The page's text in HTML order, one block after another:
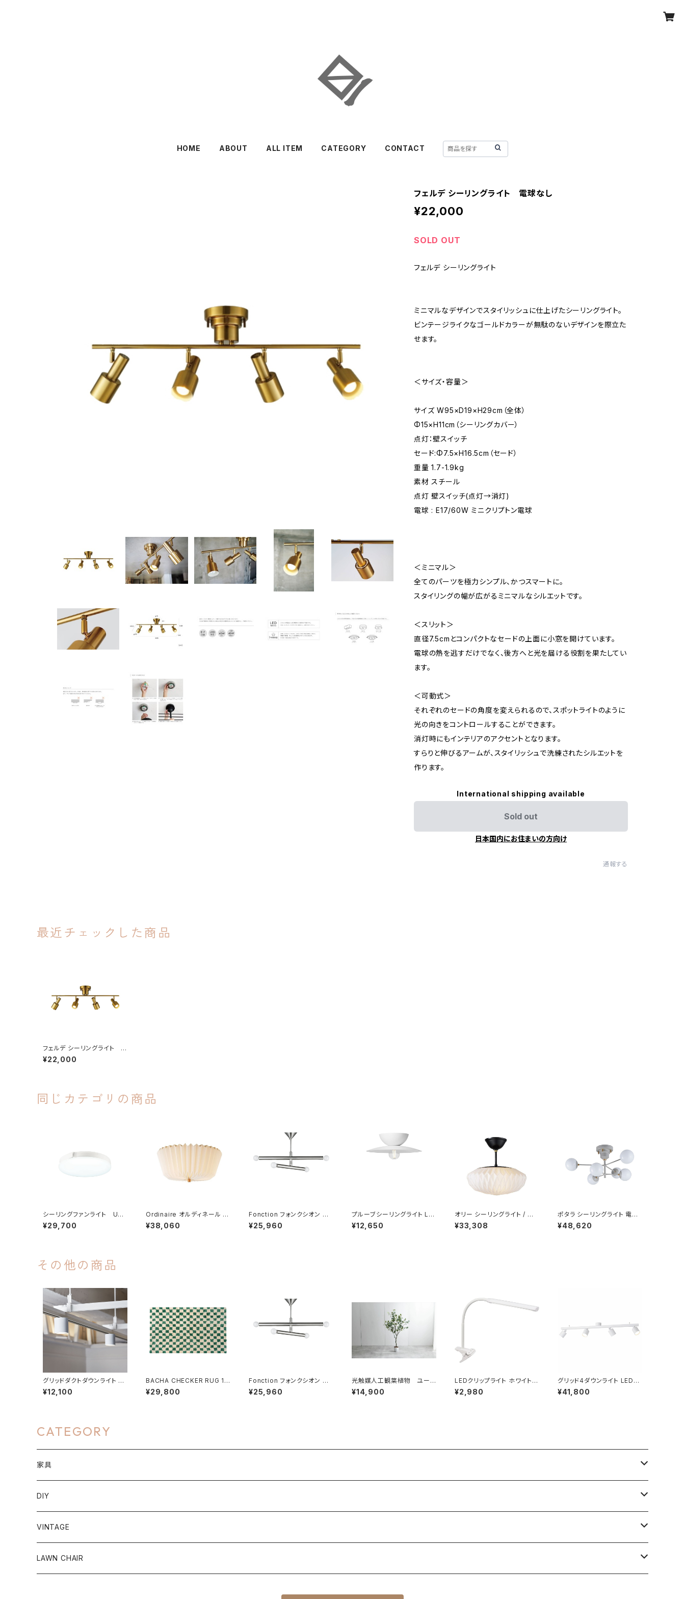
HOME ABOUT ALL ITEM CATEGORY CONTACT
フェルデ シーリングライト 電球なし
¥22,000
SOLD OUT
フェルデ シーリングライト
ミニマルなデザインでスタイリッシュに仕上げたシーリングライト。
ビンテージライクなゴールドカラーが無駄のないデザインを際立た
せます。
＜サイズ・容量＞
サイズ W95×D19×H29cm（全体）
Φ15×H11cm（シーリングカバー）
点灯：壁スイッチ
セード:Φ7.5×H16.5cm（セード）
重量 1.7-1.9kg
素材 スチール
点灯 壁スイッチ(点灯→消灯)
電球 : E17/60W ミニクリプトン電球
＜ミニマル＞
全てのパーツを極力シンプル、かつスマートに。
スタイリングの幅が広がるミニマルなシルエットです。
＜スリット＞
直径7.5cmとコンパクトなセードの上面に小窓を開けています。
電球の熱を逃すだけでなく、後方へと光を届ける役割を果たしてい
ます。
＜可動式＞
それぞれのセードの角度を変えられるので、スポットライトのように
光の向きをコントロールすることができます。
消灯時にもインテリアのアクセントとなります。
すらりと伸びるアームが、スタイリッシュで洗練されたシルエットを
作ります。
International shipping available
Sold out
日本国内にお住まいの方向け
通報する
最近チェックした商品
フェルデ シーリングライト 電
球なし
¥22,000
同じカテゴリの商品
シーリングファンライト UZU
KAZE 3 除菌・脱臭・空気清
浄機能 10段階調光 / 20段
¥29,700
Ordinaire オルディネール シ
ーリングライト 電球なし
¥38,060
Fonction フォンクシオン シ
ーリングライト 電球なし
¥25,960
プルーブシーリングライト L P
robe-ceiling light L ホワ
イト 電球付属
¥12,650
オリー シーリングライト /
ブラック 電球なし
¥33,308
ポタラ シーリングライト 電球
なし
¥48,620
その他の商品
グリッドダクトダウンライト Gr
id-duct down light (ライテ
ィングレール専用モデル)
¥12,100
BACHA CHECKER RUG 14
0×200cm グリーン / バシャ
チェッカーラグ グリーン
¥29,800
Fonction フォンクシオン シ
ーリングライト 電球なし
¥25,960
光触媒人工観葉植物 ユーカ
リ 【高さ130cm】/ cittelio
¥14,900
LEDクリップライト ホワイト
昼白色
¥2,980
グリッド4ダウンライト LED内
蔵型 / 色調切替 / 約9-12畳
用
¥41,800
CATEGORY
家具
ラグ＆カーペット
円形
長方形
パーソナルチェア
リクライニングチェア
照明
DIY
クッションフロア
大理石
VINTAGE
チェア
LAWN CHAIR